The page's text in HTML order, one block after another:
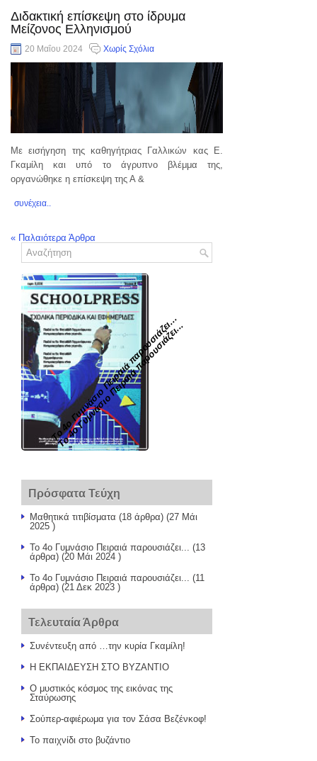
Διδακτική επίσκεψη στο ίδρυμα
Μείζονος Ελληνισμού
20 Μαΐου 2024 Χωρίς Σχόλια
Με εισήγηση της καθηγήτριας Γαλλικών κας Ε.
Γκαμίλη και υπό το άγρυπνο βλέμμα της,
οργανώθηκε η επίσκεψη της Α &
συνέχεια..
« Παλαιότερα Άρθρα
To 4ο Γυμνάσιο Πειραιά παρουσιάζει...
Το 4ο Γυμνάσιο Πειραιά παρουσιάζει...
Πρόσφατα Τεύχη
Μαθητικά τιτιβίσματα (18 άρθρα) (27 Μάι
2025 )
Το 4ο Γυμνάσιο Πειραιά παρουσιάζει... (13
άρθρα) (20 Μάι 2024 )
Το 4ο Γυμνάσιο Πειραιά παρουσιάζει... (11
άρθρα) (21 Δεκ 2023 )
Τελευταία Άρθρα
Συνέντευξη από …την κυρία Γκαμίλη!
Η ΕΚΠΑΙΔΕΥΣΗ ΣΤΟ ΒΥΖΑΝΤΙΟ
Ο μυστικός κόσμος της εικόνας της
Σταύρωσης
Σούπερ-αφιέρωμα για τον Σάσα Βεζένκοφ!
Το παιχνίδι στο βυζάντιο